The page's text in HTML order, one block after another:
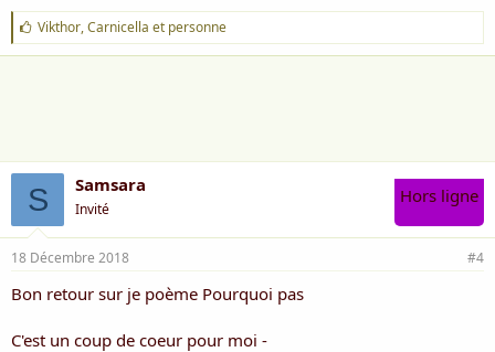
J
'
a
Vikthor,Carnicella et personne
S Samsara
Invité
Hors ligne
18 Décembre 2018 #4
Bon retour sur je poème Pourquoi pas
C'est un coup de coeur pour moi -